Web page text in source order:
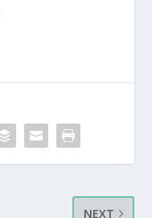
NEXT